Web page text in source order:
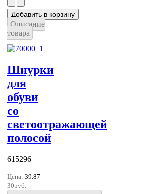
Описание
товара
Шнурки
для
обуви
со
светоотражающей
полосой
615296
Цена: 39.87
30руб.